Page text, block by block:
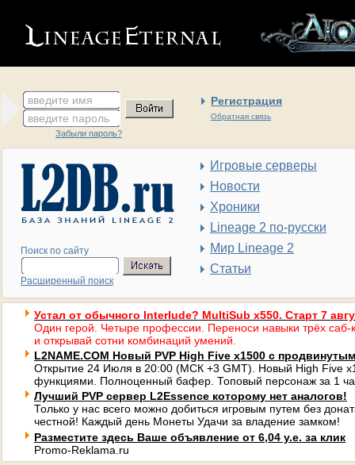
введите имя Регистрация
Обратная связь
введите пароль
Забыли пароль?
Поиск по сайту
Расширенный поиск
Игровые серверы
Новости
Хроники
Lineage 2 по-русски
Мир Lineage 2
Статьи
Устал от обычного Interlude? MultiSub x550. Старт 7
Один герой. Четыре профессии. Переноси навыки трёх саб-
и открывай сотни комбинаций умений.
L2NAME.COM Новый PVP High Five x1500 с
Открытие 24 Июля в 20:00 (МСК +3 GMT). Новый High Five
функциями. Полноценный бафер. Топовый персонаж за 1
Лучший PVP сервер L2Essence которому нет аналогов!
Только у нас всего можно добиться игровым путем без
честной! Каждый день Монеты Удачи за владение замком!
Разместите здесь Ваше объявление от 6,04 у.е. за клик
Promo-Reklama.ru